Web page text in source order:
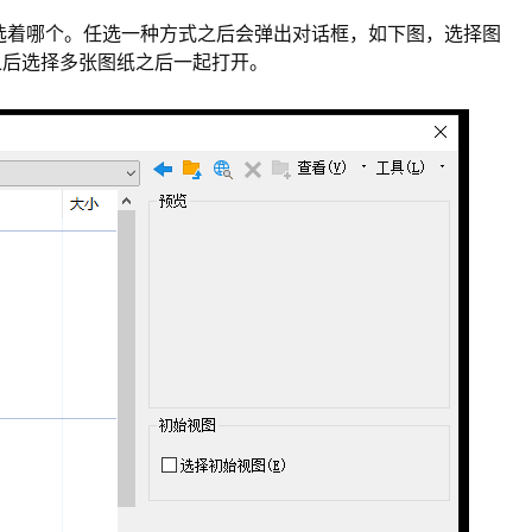
哪个。任选一种方式之后会弹出对话框，如下图，选择图
选择多张图纸之后一起打开。